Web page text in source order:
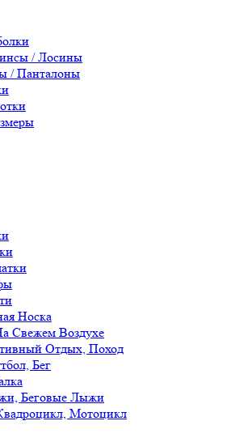
/ Лосины
/ Панталоны
Носка
Свежем Воздухе
Отдых, Поход
Бег
Беговые Лыжи
Мотоцикл